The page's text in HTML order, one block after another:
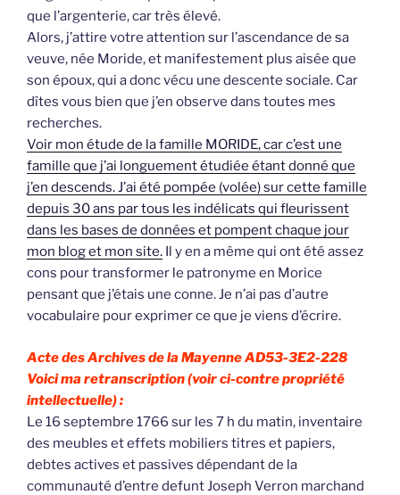
que l’argenterie, car très élevé.
Alors, j’attire votre attention sur l’ascendance de sa
veuve, née Moride, et manifestement plus aisée que
son époux, qui a donc vécu une descente sociale. Car
dîtes vous bien que j’en observe dans toutes mes
recherches.
Voir mon étude de la famille MORIDE, car c’est une
famille que j’ai longuement étudiée étant donné que
j’en descends. J’ai été pompée (volée) sur cette famille
depuis 30 ans par tous les indélicats qui fleurissent
dans les bases de données et pompent chaque jour
mon blog et mon site. Il y en a même qui ont été assez
cons pour transformer le patronyme en Morice
pensant que j’étais une conne. Je n’ai pas d’autre
vocabulaire pour exprimer ce que je viens d’écrire.
Acte des Archives de la Mayenne AD53-3E2-228
Voici ma retranscription (voir ci-contre propriété
intellectuelle) :
Le 16 septembre 1766 sur les 7 h du matin, inventaire
des meubles et effets mobiliers titres et papiers,
debtes actives et passives dépendant de la
communauté d’entre defunt Joseph Verron marchand